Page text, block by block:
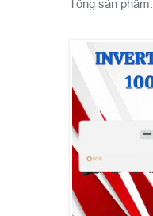
Tổng sản phẩm: